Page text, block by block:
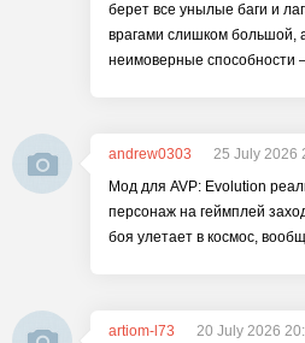
берет все унылые баги и
врагами слишком большой,
неимоверные способности
andrew0303
25 July 2026
Мод для AVP: Evolution
персонаж на геймплей
боя улетает в космос,
artiom-l73
20 July 2026